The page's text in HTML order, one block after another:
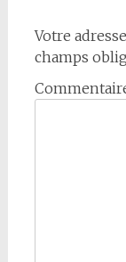
Votre
champs